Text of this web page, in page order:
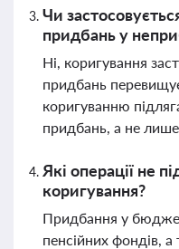
Чи
придбань у
Ні, коригування
придбань
коригуванню
придбань, а не
Які операції не
коригування?
Придбання у
пенсійних фондів, а